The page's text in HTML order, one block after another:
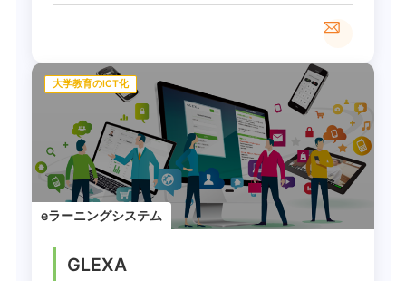
大学教育のICT化
eラーニングシステム
GLEXA